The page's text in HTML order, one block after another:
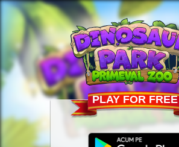
PLAY FOR FREE